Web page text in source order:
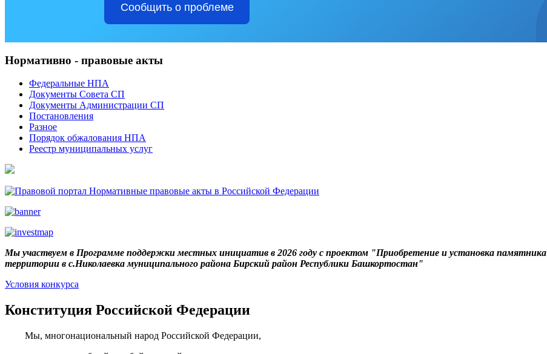
Сообщить о проблеме
Нормативно - правовые акты
Федеральные НПА
Документы Совета СП
Документы Администрации СП
Постановления
Разное
Порядок обжалования НПА
Реестр муниципальных услуг
Мы участвуем в Программе поддержки местных инициатив в 2026 году с проектом "Приобретение и установка
территории в с.Николаевка муниципального района Бирский район Республики Башкортостан"
Условия конкурса
Конституция Российской Федерации
Мы, многонациональный народ Российской Федерации,